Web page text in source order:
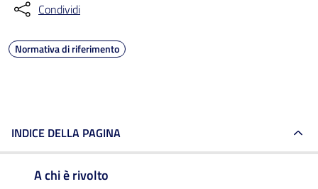
Condividi
Normativa di riferimento
INDICE DELLA PAGINA
A chi è rivolto